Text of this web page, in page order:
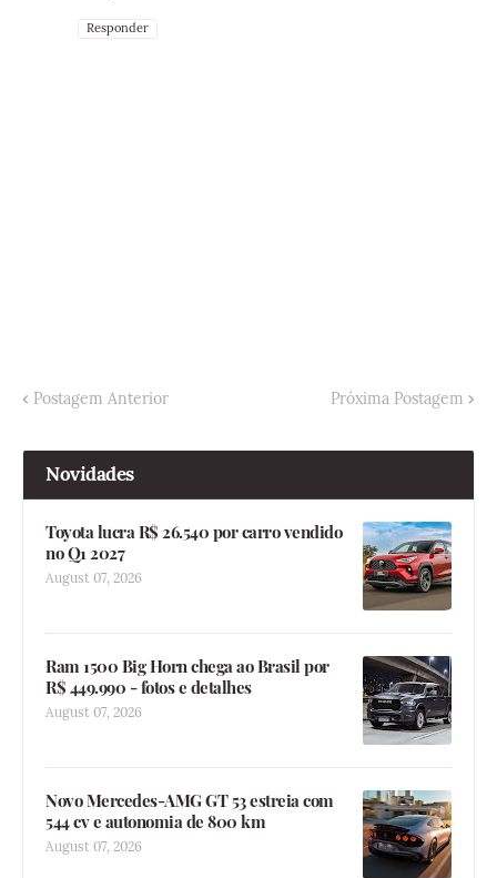
Responder
Postagem Anterior Próxima Postagem
Novidades
Toyota lucra R$ 26.540 por carro vendido
no Q1 2027
August 07, 2026
Ram 1500 Big Horn chega ao Brasil por
R$ 449.990 - fotos e detalhes
August 07, 2026
Novo Mercedes-AMG GT 53 estreia com
544 cv e autonomia de 800 km
August 07, 2026